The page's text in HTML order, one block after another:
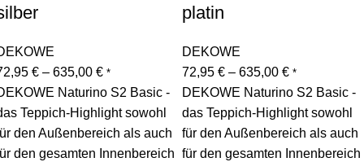
€ – 635,00 € *
Naturino S2 Basic -
Teppich-Highlight sowohl
den Außenbereich als auch
den gesamten Innenbereich
platin
DEKOWE
72,95 € – 635,00 € *
DEKOWE Naturino S2 Basic -
das Teppich-Highlight sowohl
für den Außenbereich als auch
für den gesamten Innenbereich